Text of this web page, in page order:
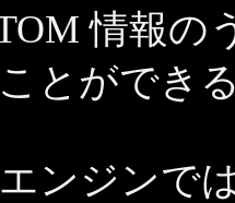
情報
とができ
ンジンで